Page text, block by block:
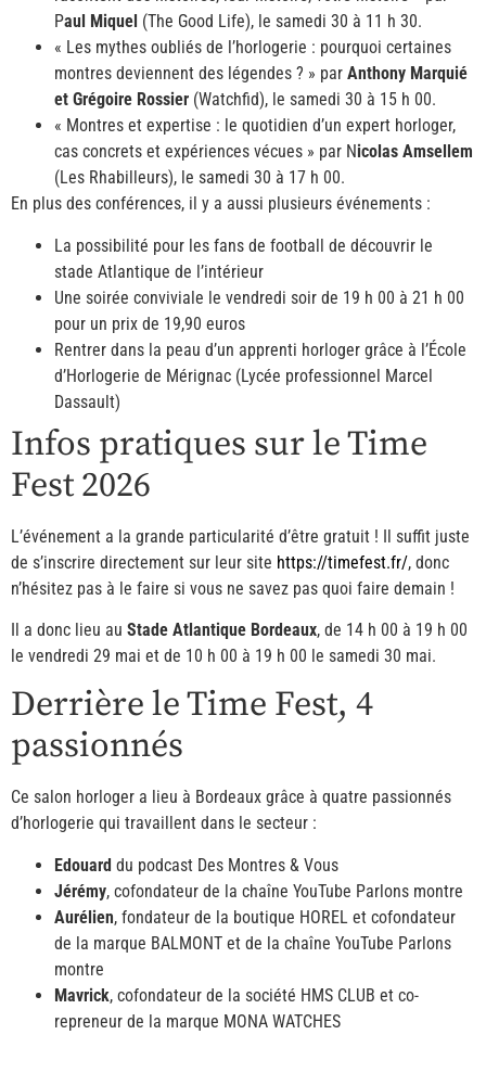
Paul Miquel (The Good Life), le samedi 30 à 11 h 30.
« Les mythes oubliés de l’horlogerie : pourquoi certaines
montres deviennent des légendes ? » par Anthony Marquié
et Grégoire Rossier (Watchfid), le samedi 30 à 15 h 00.
« Montres et expertise : le quotidien d’un expert horloger,
cas concrets et expériences vécues » par Nicolas Amsellem
(Les Rhabilleurs), le samedi 30 à 17 h 00.
En plus des conférences, il y a aussi plusieurs événements :
La possibilité pour les fans de football de découvrir le
stade Atlantique de l’intérieur
Une soirée conviviale le vendredi soir de 19 h 00 à 21 h 00
pour un prix de 19,90 euros
Rentrer dans la peau d’un apprenti horloger grâce à l’École
d’Horlogerie de Mérignac (Lycée professionnel Marcel
Dassault)
Infos pratiques sur le Time
Fest 2026
L’événement a la grande particularité d’être gratuit ! Il suffit juste
de s’inscrire directement sur leur site https://timefest.fr/, donc
n’hésitez pas à le faire si vous ne savez pas quoi faire demain !
Il a donc lieu au Stade Atlantique Bordeaux, de 14 h 00 à 19 h 00
le vendredi 29 mai et de 10 h 00 à 19 h 00 le samedi 30 mai.
Derrière le Time Fest, 4
passionnés
Ce salon horloger a lieu à Bordeaux grâce à quatre passionnés
d’horlogerie qui travaillent dans le secteur :
Edouard du podcast Des Montres & Vous
Jérémy, cofondateur de la chaîne YouTube Parlons montre
Aurélien, fondateur de la boutique HOREL et cofondateur
de la marque BALMONT et de la chaîne YouTube Parlons
montre
Mavrick, cofondateur de la société HMS CLUB et co-
repreneur de la marque MONA WATCHES